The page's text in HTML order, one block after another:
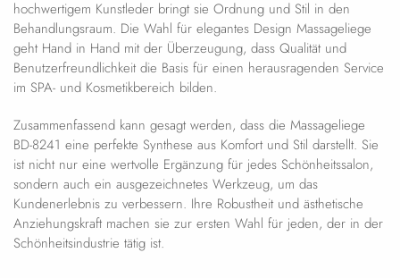
hochwertigem Kunstleder bringt sie Ordnung und Stil in den
Behandlungsraum. Die Wahl für elegantes Design Massageliege
geht Hand in Hand mit der Überzeugung, dass Qualität und
Benutzerfreundlichkeit die Basis für einen herausragenden Service
im SPA- und Kosmetikbereich bilden.
Zusammenfassend kann gesagt werden, dass die Massageliege
BD-8241 eine perfekte Synthese aus Komfort und Stil darstellt. Sie
ist nicht nur eine wertvolle Ergänzung für jedes Schönheitssalon,
sondern auch ein ausgezeichnetes Werkzeug, um das
Kundenerlebnis zu verbessern. Ihre Robustheit und ästhetische
Anziehungskraft machen sie zur ersten Wahl für jeden, der in der
Schönheitsindustrie tätig ist.